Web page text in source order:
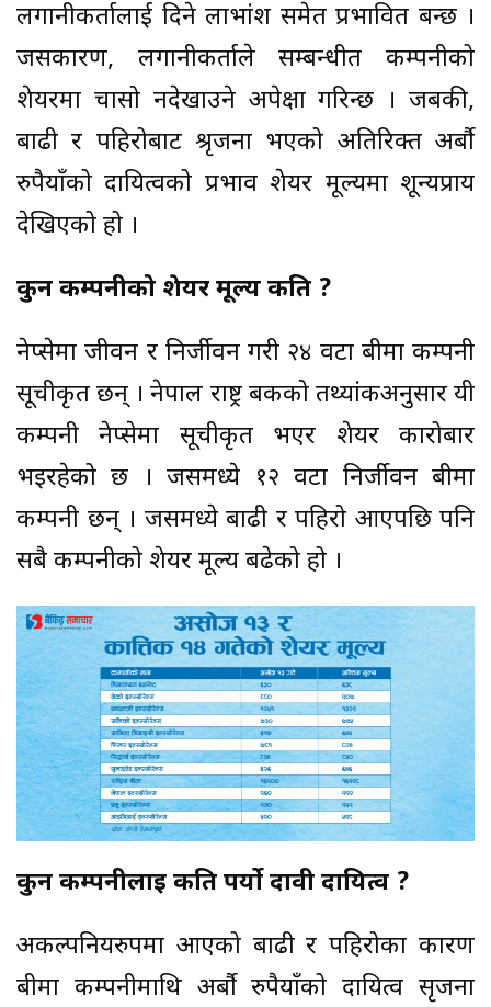
लगानीकर्तालाई दिने लाभांश समेत प्रभावित बन्छ ।
जसकारण, लगानीकर्ताले सम्बन्धीत कम्पनीको
शेयरमा चासो नदेखाउने अपेक्षा गरिन्छ । जबकी,
बाढी र पहिरोबाट श्रृजना भएको अतिरिक्त अर्बौ
रुपैयाँको दायित्वको प्रभाव शेयर मूल्यमा शून्यप्राय
देखिएको हो ।
कुन कम्पनीको शेयर मूल्य कति ?
नेप्सेमा जीवन र निर्जीवन गरी २४ वटा बीमा कम्पनी
सूचीकृत छन् । नेपाल राष्ट्र बैंकको तथ्यांकअनुसार यी
कम्पनी नेप्सेमा सूचीकृत भएर शेयर कारोबार
भइरहेको छ । जसमध्ये १२ वटा निर्जीवन बीमा
कम्पनी छन् । जसमध्ये बाढी र पहिरो आएपछि पनि
सबै कम्पनीको शेयर मूल्य बढेको हो ।
कुन कम्पनीलाई कति पर्यो दावी दायित्व ?
अकल्पनियरुपमा आएको बाढी र पहिरोका कारण
बीमा कम्पनीमाथि अर्बौ रुपैयाँको दायित्व सृजना